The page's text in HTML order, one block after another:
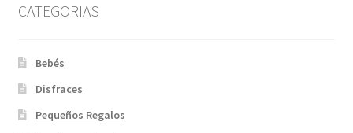
CATEGORIAS
Bebés
Disfraces
Pequeños Regalos